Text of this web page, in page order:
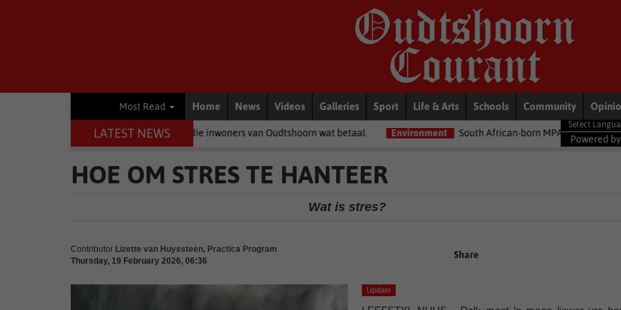
Most Read Home News Videos Galleries Sport Life & Arts Schools Community
LATEST NEWS
politici baklei, is dit die inwoners van Oudtshoorn wat betaal Environment South African-born MPA Day becomes global ocean
Powered by
HOE OM STRES TE HANTEER
Wat is stres?
Contributor Lizette van Huyssteen, Practica Program
Thursday, 19 February 2026, 06:36
Share
Update